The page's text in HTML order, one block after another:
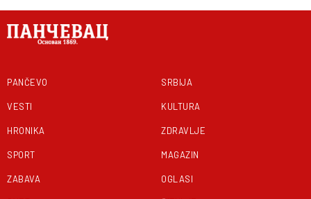
PANČEVO
VESTI
HRONIKA
SPORT
ZABAVA
SRBIJA
KULTURA
ZDRAVLJE
MAGAZIN
OGLASI